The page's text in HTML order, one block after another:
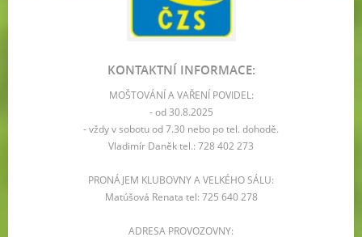
KONTAKTNÍ INFORMACE:
MOŠTOVÁNÍ A VAŘENÍ POVIDEL:
- od 30.8.2025
- vždy v sobotu od 7.30 nebo po tel. dohodě.
Vladimír Daněk tel.: 728 402 273
PRONÁJEM KLUBOVNY A VELKÉHO SÁLU:
Matúšová Renata tel: 725 640 278
ADRESA PROVOZOVNY: